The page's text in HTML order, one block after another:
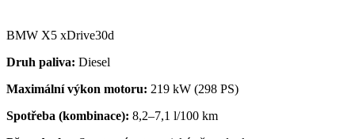
BMW X5 xDrive30d
Druh paliva: Diesel
Maximální výkon motoru: 219 kW (298 PS)
Spotřeba (kombinace): 8,2–7,1 l/100 km